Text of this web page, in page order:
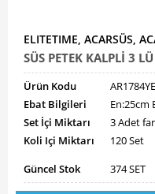
ELITETIME, ACARSÜS,
SÜS PETEK KALPLİ 3
Ürün Kodu
Ebat Bilgileri
En:25cm
Set İçi Miktarı
3 Adet
Koli Içi Miktarı
120 Set
Güncel Stok
374 SET